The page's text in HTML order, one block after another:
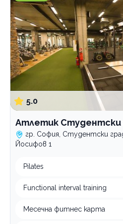
5.0
Атлетик Студентски
гр. София, Студентски
Йосифов 1
Pilates
Functional interval training
Месечна фитнес карта